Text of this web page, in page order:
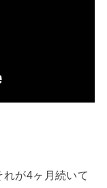
が4ヶ月続いて